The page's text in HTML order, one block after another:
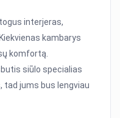
interjeras,
kambarys
komfortą.
siūlo specialias
jums bus lengviau